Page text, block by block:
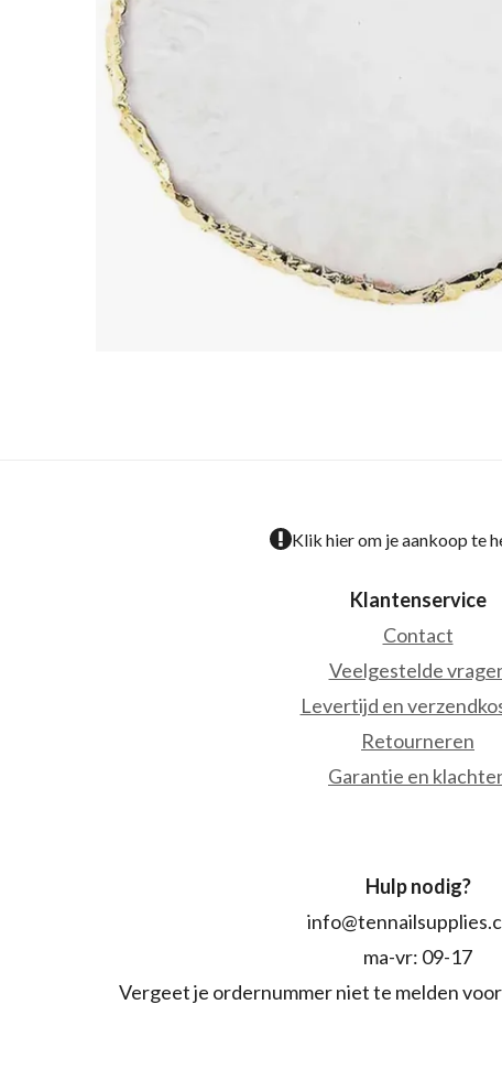
Klik hier om je aankoop te
Klantenservice
Contact
Veelgestelde
Levertijd en
Retourneren
Garantie en
Hulp nodig?
ma-vr: 09-17
Vergeet je ordernummer niet te melden